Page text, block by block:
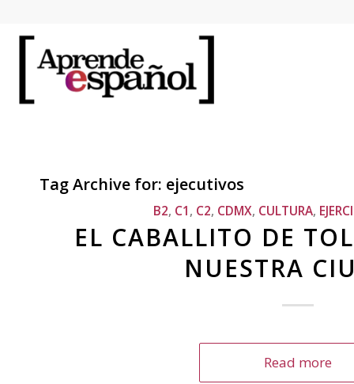
Tag Archive for: ejecutivos
B2, C1 , C2, CDMX, CULTURA,
EL CABALLITO DE
NUESTRA
Read more